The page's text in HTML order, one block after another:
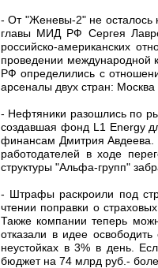
- От "Женевы-2" не осталось
главы МИД РФ Сергея
российско-американских
проведении международной
РФ определились с
арсеналы двух стран: Москва
- Нефтяники разошлись по
создавшая фонд L1 Energy
финансам Дмитрия Авдеева.
работодателей в ходе
структуры "Альфа-групп"
- Штрафы раскроили под
чтении поправки о
Также компании теперь
отказали в идее
неустойках в 3% в день.
бюджет на 74 млрд руб.-